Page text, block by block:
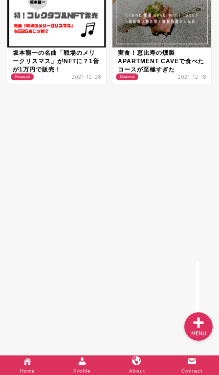
Financial
坂本龍一の名曲「戦場のメリ
ークリスマス」がNFTに？1音
が1万円で販売！
2021-12-28 Gourmet
実食！恵比寿の燻製
APARTMENT CAVEで食べた
コースが至極すぎた
2021-12-18
Profile About Contact
MENU
Home Profile About Contact